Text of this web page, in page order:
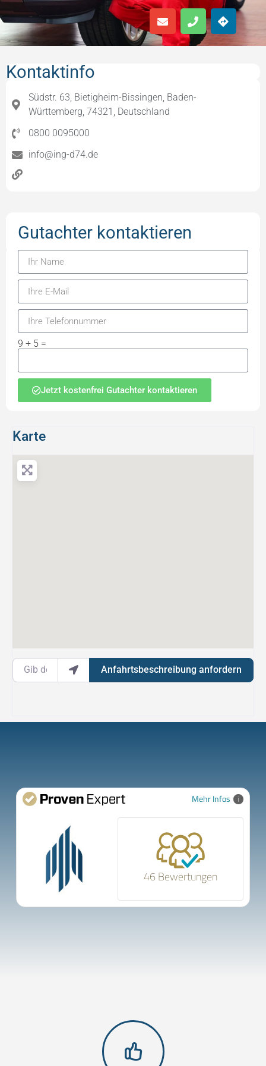
Karte
Gib deinen Standort ein.
Anfahrtsbeschreibung anfordern
Kontaktinfo
Südstr. 63, Bietigheim-Bissingen, Baden-
Württemberg, 74321, Deutschland
0800 0095000
info@ing-d74.de
Gutachter kontaktieren
9 + 5 =
Jetzt kostenfrei Gutachter kontaktieren
Mehr Infos
46 Bewertungen